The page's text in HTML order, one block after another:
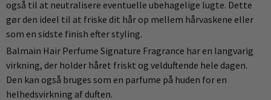
også til at neutralisere eventuelle ubehagelige lugte. Dette
gør den ideel til at friske dit hår op mellem hårvaskene eller
som en sidste finish efter styling.
Balmain Hair Perfume Signature Fragrance har en langvarig
virkning, der holder håret friskt og velduftende hele dagen.
Den kan også bruges som en parfume på huden for en
helhedsvirkning af duften.